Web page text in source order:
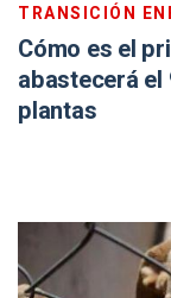
TRANSICIÓN
Cómo es el
abastecerá el
plantas